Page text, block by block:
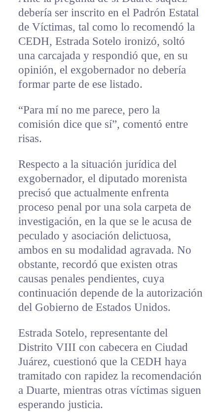
debería ser inscrito en el Padrón Estatal
de Víctimas, tal como lo recomendó la
CEDH, Estrada Sotelo ironizó, soltó
una carcajada y respondió que, en su
opinión, el exgobernador no debería
formar parte de ese listado.
“Para mí no me parece, pero la
comisión dice que sí”, comentó entre
risas.
Respecto a la situación jurídica del
exgobernador, el diputado morenista
precisó que actualmente enfrenta
proceso penal por una sola carpeta de
investigación, en la que se le acusa de
peculado y asociación delictuosa,
ambos en su modalidad agravada. No
obstante, recordó que existen otras
causas penales pendientes, cuya
continuación depende de la autorización
del Gobierno de Estados Unidos.
Estrada Sotelo, representante del
Distrito VIII con cabecera en Ciudad
Juárez, cuestionó que la CEDH haya
tramitado con rapidez la recomendación
a Duarte, mientras otras víctimas siguen
esperando justicia.